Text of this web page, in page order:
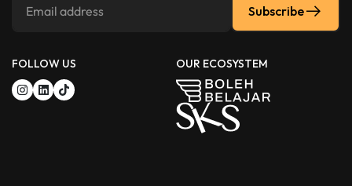
Subscribe
FOLLOW US OUR ECOSYSTEM